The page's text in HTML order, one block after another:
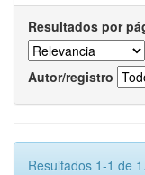
Resultados por
Autor/registro
Resultados 1-1 de 1.